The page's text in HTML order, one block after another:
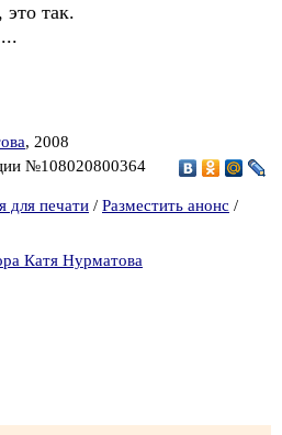
так.
, 2008
№108020800364
для печати / Разместить анонс /
Катя Нурматова